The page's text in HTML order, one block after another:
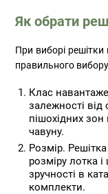
Як обрати
При виборі
правильного
Клас
залежності від
пішохідних
чавуну.
Розмір.
розміру лотка
зручності в
комплекти.